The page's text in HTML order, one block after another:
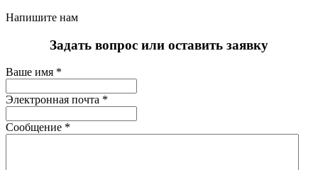
Напишите нам
Задать вопрос или оставить заявку
Ваше имя *
Электронная почта *
Сообщение *